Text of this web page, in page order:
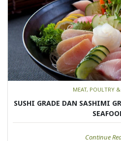
MEAT, POULTRY
SUSHI GRADE DAN SASHIMI
Continue